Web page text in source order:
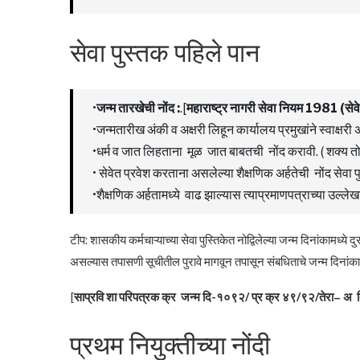
सेवा पुस्तक पहिले पान
•जन्मतारखेचीनोंद :.[महाराष्ट्रनागरीसेवानियम1981 (
•जन्मतारीख अंकी व अक्षरी लिहून कार्यालय प्रमुखांने स्वाक्षरी
•धर्म व जात लिहताना मूळ जात बाबतची नोंद करावी. ( शक्य
• सेवेत प्रवेश करताना असलेल्या शैक्षणिक अर्हतेची नोंद
•शैक्षणिक अर्हतामध्ये वाढ झाल्यास त्याप्रमाणपत्राच्या
टीप: शासकीय कर्मचाऱ्याच्या सेवा पुस्तिकेत नोद्विलेल्या जन्म
असल्यास तपासणी सूचीतील पुरावे मागवून तपासून संबधिताचे जन्म
[साप्रविशापरिपत्रकक्र जन्मदि-१०९२/प्रक्र४९/९२/तेरा– अ
प्रथम नियुक्तीच्या नोंदी